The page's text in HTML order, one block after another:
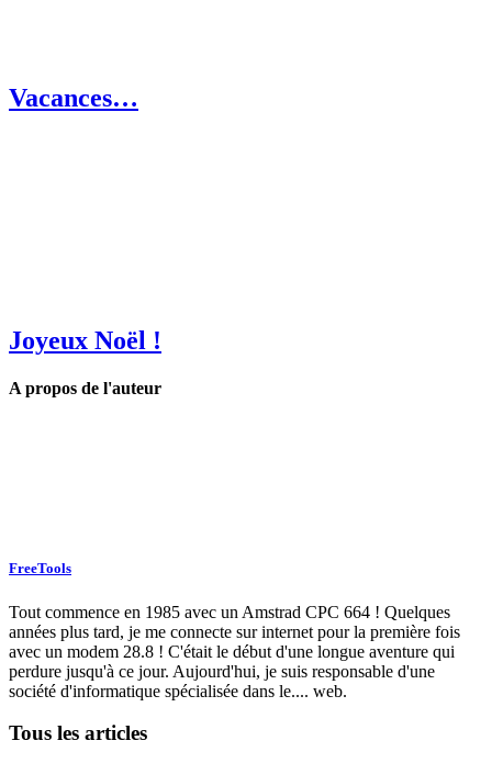
Vacances…
Joyeux Noël !
A propos de l'auteur
FreeTools
Tout commence en 1985 avec un Amstrad CPC 664 ! Quelques
années plus tard, je me connecte sur internet pour la première fois
avec un modem 28.8 ! C'était le début d'une longue aventure qui
perdure jusqu'à ce jour. Aujourd'hui, je suis responsable d'une
société d'informatique spécialisée dans le.... web.
Tous les articles